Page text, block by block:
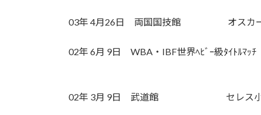
03年 4月26日 両国国技館 オスカー･
02年 6月 9日 WBA・IBF世界ﾍﾋﾞｰ級ﾀｲﾄﾙﾏｯﾁ
レノックス･ルイスVS
02年 3月 9日 武道館 セレス小林VS